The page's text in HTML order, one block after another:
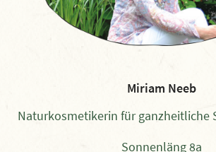
Miriam Neeb
Naturkosmetikerin für ganzheitliche
Sonnenläng 8a